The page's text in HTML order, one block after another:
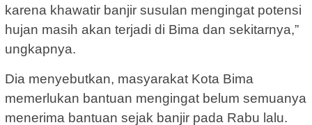
karena khawatir banjir susulan mengingat potensi
hujan masih akan terjadi di Bima dan sekitarnya,”
ungkapnya.
Dia menyebutkan, masyarakat Kota Bima
memerlukan bantuan mengingat belum semuanya
menerima bantuan sejak banjir pada Rabu lalu.